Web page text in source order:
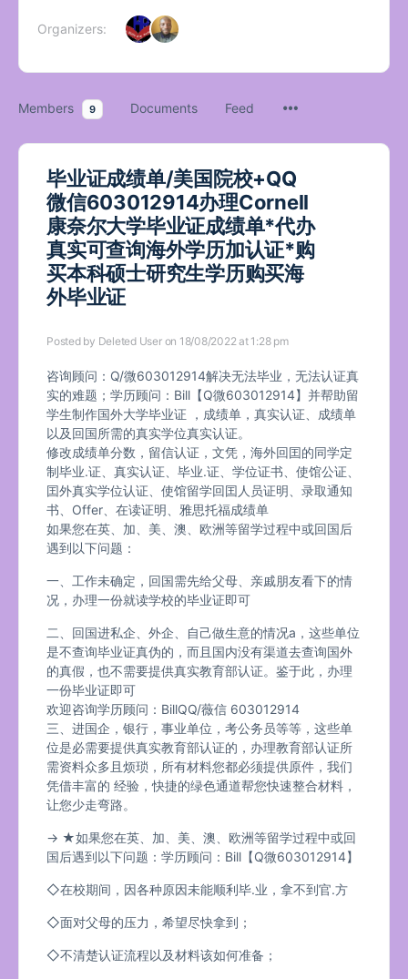
Organizers:
Members 9 Documents Feed
毕业证成绩单/美国院校+QQ
微信603012914办理Cornell
康奈尔大学毕业证成绩单*代办
真实可查询海外学历加认证*购
买本科硕士研究生学历购买海
外毕业证
Posted by Deleted User on 18/08/2022 at 1:28 pm
咨询顾问：Q/微603012914解决无法毕业，无法认证真
实的难题；学历顾问：Bill【Q微603012914】并帮助留
学生制作国外大学毕业证 ，成绩单，真实认证、成绩单
以及回国所需的真实学位真实认证。
修改成绩单分数，留信认证，文凭，海外回囯的同学定
制毕业.证、真实认证、毕业.证、学位证书、使馆公证、
囯外真实学位认证、使馆留学回囯人员证明、录取通知
书、Offer、在读证明、雅思托福成绩单
如果您在英、加、美、澳、欧洲等留学过程中或回国后
遇到以下问题：
一、工作未确定，回国需先给父母、亲戚朋友看下的情
况，办理一份就读学校的毕业证即可
二、回国进私企、外企、自己做生意的情况a，这些单位
是不查询毕业证真伪的，而且国内没有渠道去查询国外
的真假，也不需要提供真实教育部认证。鉴于此，办理
一份毕业证即可
欢迎咨询学历顾问：BillQQ/薇信 603012914
三、进国企，银行，事业单位，考公务员等等，这些单
位是必需要提供真实教育部认证的，办理教育部认证所
需资料众多且烦琐，所有材料您都必须提供原件，我们
凭借丰富的 经验，快捷的绿色通道帮您快速整合材料，
让您少走弯路。
→ ★如果您在英、加、美、澳、欧洲等留学过程中或回
国后遇到以下问题：学历顾问：Bill【Q微603012914】
◇在校期间，因各种原因未能顺利毕.业，拿不到官.方
◇面对父母的压力，希望尽快拿到；
◇不清楚认证流程以及材料该如何准备；